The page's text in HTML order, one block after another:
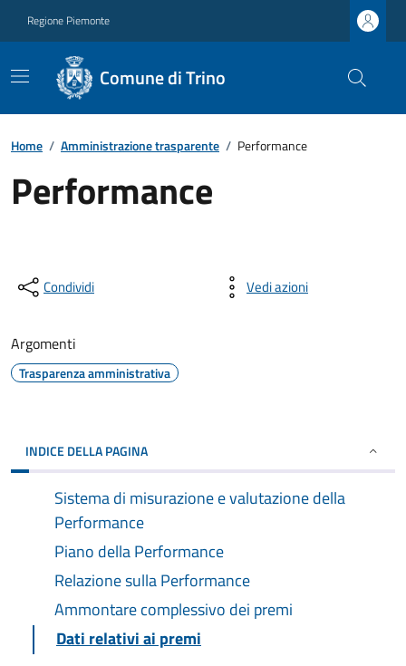
Regione Piemonte
Comune di Trino
Home / Amministrazione trasparente / Performance
Performance
Condividi Vedi azioni
Argomenti
Trasparenza amministrativa
INDICE DELLA PAGINA
Sistema di misurazione e valutazione della
Performance
Piano della Performance
Relazione sulla Performance
Ammontare complessivo dei premi
Dati relativi ai premi